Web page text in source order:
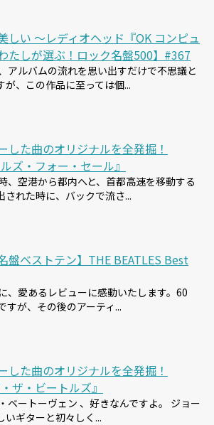
しい 〜レディオヘッド『OK コンピュ
たしが選ぶ！ロック名盤500】#367
アルバムの流れを思い出すだけで不思議と
が、この作品に至っては個...
した曲のオリジナルを全発掘！
ズ・フォー・セール』
、空港から都内へと、首都高速を移動する
れた時に、バックで流さ...
盤ベストテン】THE BEATLES Best
、愛あるレビューに感動いたします。60
すが、その後のアーティ...
した曲のオリジナルを全発掘！
ザ・ビートルズ』
ベートーヴェン 、好きなんですよ。 ジョー
いギターと初々しく...